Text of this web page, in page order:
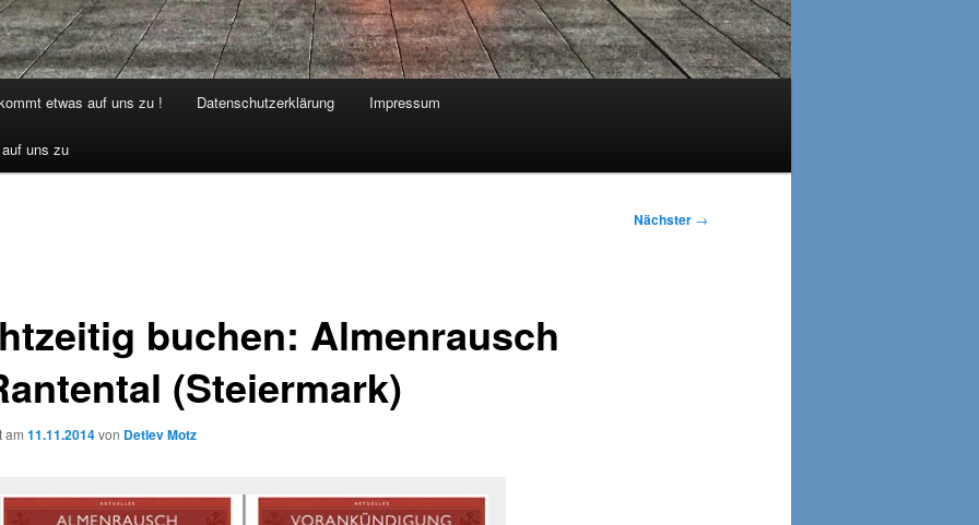
etwas auf uns zu ! Datenschutzerklärung Impressum
uns zu
Nächster →
buchen: Almenrausch
(Steiermark)
am 11.11.2014von Detlev Motz